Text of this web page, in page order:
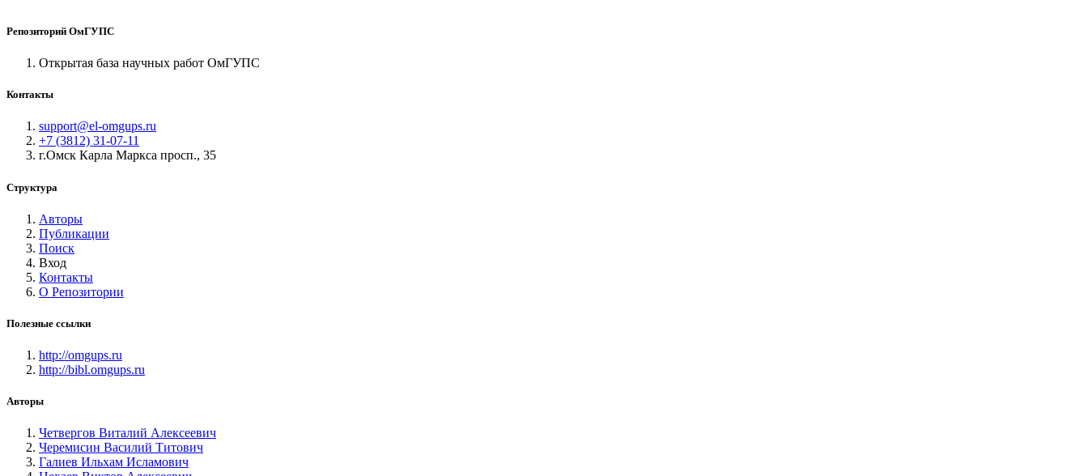
Репозиторий ОмГУПС
Открытая база научных работ ОмГУПС
Контакты
support@el-omgups.ru
+7 (3812) 31-07-11
г.Омск Карла Маркса просп., 35
Структура
Авторы
Публикации
Поиск
Вход
Контакты
О Репозитории
Полезные ссылки
http://omgups.ru
http://bibl.omgups.ru
Авторы
Четвергов Виталий Алексеевич
Черемисин Василий Титович
Галиев Ильхам Исламович